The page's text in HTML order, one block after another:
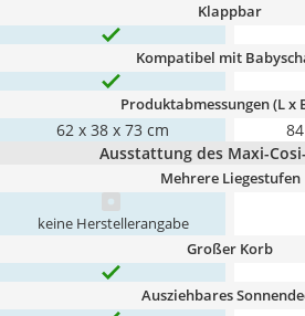
Klappbar
Kompatibel mit
Produktabmessungen (L x
‎62 x 38 x 73 cm
Ausstattung des Maxi-
Mehrere Liegestufen
keine Herstellerangabe
Großer Korb
Ausziehbares